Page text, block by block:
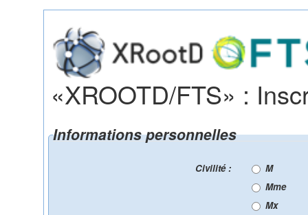
«XROOTD/FTS» :
Informations personnelles
Civilité :
M
Mme
Mx